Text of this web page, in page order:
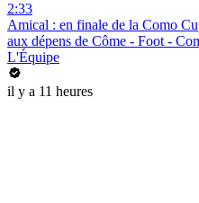
2:33
Amical : en finale de la Como
aux dépens de Côme - Foot -
L'Équipe
il y a 11 heures